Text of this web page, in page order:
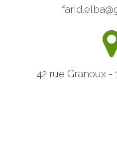
42 rue Granoux -